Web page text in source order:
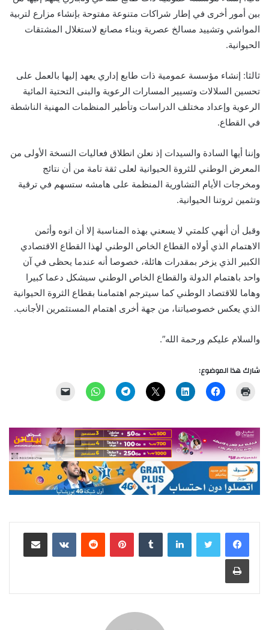
بين أمور أخرى في إطار شراكات متنوعة مفتوحة بإنشاء مزارع لتربية
المواشي وتشييد مسالخ عصرية وبناء مصانع لاستغلال المشتقات
الحيوانية.
ثالثا: إنشاء مؤسسة عمومية ذات طابع إداري يعهد إليها بالعمل على
تحسين السلالات وتسيير المسارات الرعوية والبنى التحتية المائية
الرعوية وإعداد مختلف الدراسات وتأطير المنظمات المهنية الناشطة
في القطاع.
وإننا أيها السادة والسيدات إذ نعلن انطلاق فعاليات النسخة الأولى من
المعرض الوطني للثروة الحيوانية لعلى ثقة تامة من أن نتائج
ومخرجات الأيام التشاورية المنظمة على هامشه ستسهم في ترقية
وتثمين ثروتنا الحيوانية.
وقبل أن أنهي كلمتي لا يسعني بهذه المناسبة إلا أن انوه وأثمن
الاهتمام الذي أولاه القطاع الخاص الوطني لهذا القطاع الاقتصادي
الكبير الذي يزخر بمقدرات هائلة، خصوصا أنه عندما يحظى في آن
واحد باهتمام الدولة والقطاع الخاص الوطني سيشكل دعما كبيرا
وهاما للاقتصاد الوطني كما سيترجم اهتمامنا بقطاع الثروة الحيوانية
الذي يعكس خصوصياتنا، من جهة أخرى اهتمام المستثمرين الأجانب.
والسلام عليكم ورحمة الله”.
شارك هذا الموضوع:
لينكدإن بينتيريست مشاركة عبر البريد
طباعة